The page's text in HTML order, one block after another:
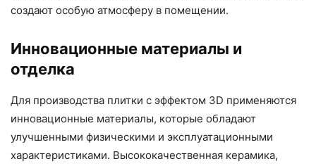
создают особую атмосферу в помещении.
Инновационные материалы и
отделка
Для производства плитки с эффектом 3D применяются
инновационные материалы, которые обладают
улучшенными физическими и эксплуатационными
характеристиками. Высококачественная керамика,